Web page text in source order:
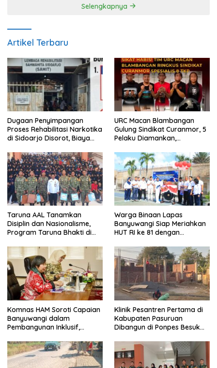
Selengkapnya
Artikel Terbaru
Dugaan Penyimpangan
Proses Rehabilitasi Narkotika
di Sidoarjo Disorot, Biaya
Rekening Pribadi
URC Macan Blambangan
Gulung Sindikat Curanmor, 5
Pelaku Diamankan,
Banyuwangi
Taruna AAL Tanamkan
Disiplin dan Nasionalisme,
Program Taruna Bhakti di
Warga Binaan Lapas
Banyuwangi Siap Meriahkan
HUT RI ke 81 dengan
Komnas HAM Soroti Capaian
Banyuwangi dalam
Pembangunan Inklusif,
Nasional
Klinik Pesantren Pertama di
Kabupaten Pasuruan
Dibangun di Ponpes Besuk
Kesehatan Santri